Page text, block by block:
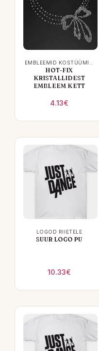
EMBLEEMID KOSTÜÜMIDELE
HOT-FIX
KRISTALLIDEST
EMBLEEM KETT
4.13€
LOGOD RIIETELE
SUUR LOGO PU
10.33€